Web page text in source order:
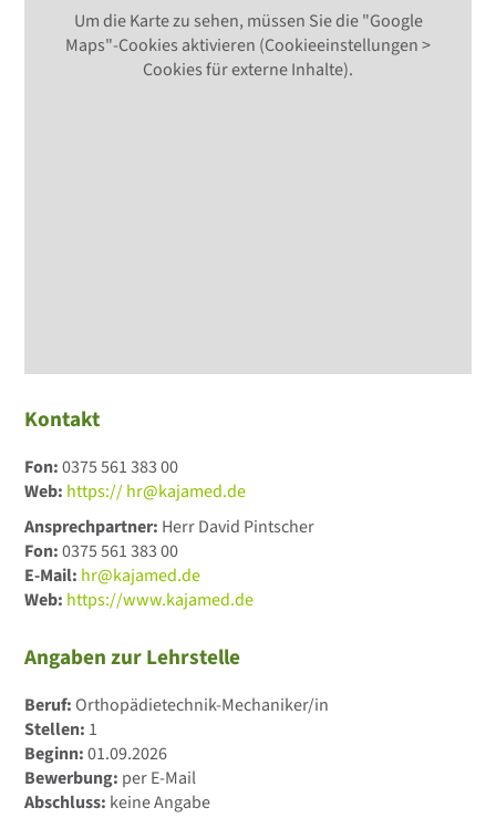
Um die Karte zu sehen, müssen Sie die "Google
Maps"-Cookies aktivieren (Cookieeinstellungen >
Cookies für externe Inhalte).
Kontakt
Fon:0375 561 383 00
Web: https://hr@kajamed.de
Ansprechpartner: Herr David Pintscher
Fon:0375 561 383 00
E-Mail: hr@kajamed.de
Web: https://www.kajamed.de
Angaben zur Lehrstelle
Beruf:Orthopädietechnik-Mechaniker/in
Stellen: 1
Beginn:01.09.2026
Bewerbung: per E-Mail
Abschluss: keine Angabe